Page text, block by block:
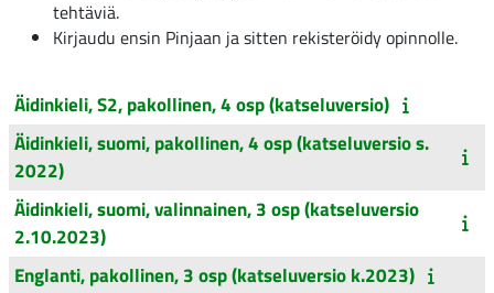
tehtäviä.
Kirjaudu ensin Pinjaan ja sitten rekisteröidy opinnolle.
Äidinkieli, S2, pakollinen, 4 osp (katseluversio)
Äidinkieli, suomi, pakollinen, 4 osp (katseluversio s.
2022)
Äidinkieli, suomi, valinnainen, 3 osp (katseluversio
2.10.2023)
Englanti, pakollinen, 3 osp (katseluversio k.2023)